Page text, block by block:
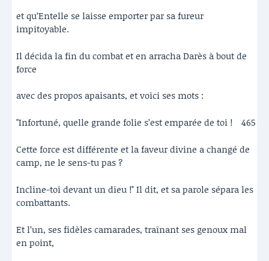
et qu’Entelle se laisse emporter par sa fureur
impitoyable.
Il décida la fin du combat et en arracha Darès à bout de
force
avec des propos apaisants, et voici ses mots :
"Infortuné, quelle grande folie s’est emparée de toi ! 465
Cette force est différente et la faveur divine a changé de
camp, ne le sens-tu pas ?
Incline-toi devant un dieu !" Il dit, et sa parole sépara les
combattants.
Et l’un, ses fidèles camarades, traînant ses genoux mal
en point,